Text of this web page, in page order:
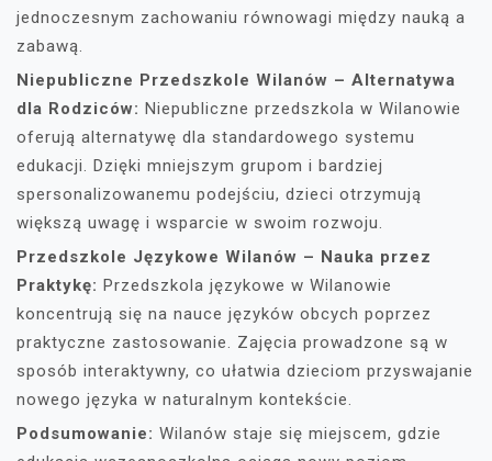
jednoczesnym zachowaniu równowagi między nauką a
zabawą.
Niepubliczne Przedszkole Wilanów – Alternatywa
dla Rodziców: Niepubliczne przedszkola w Wilanowie
oferują alternatywę dla standardowego systemu
edukacji. Dzięki mniejszym grupom i bardziej
spersonalizowanemu podejściu, dzieci otrzymują
większą uwagę i wsparcie w swoim rozwoju.
Przedszkole Językowe Wilanów – Nauka przez
Praktykę: Przedszkola językowe w Wilanowie
koncentrują się na nauce języków obcych poprzez
praktyczne zastosowanie. Zajęcia prowadzone są w
sposób interaktywny, co ułatwia dzieciom przyswajanie
nowego języka w naturalnym kontekście.
Podsumowanie: Wilanów staje się miejscem, gdzie